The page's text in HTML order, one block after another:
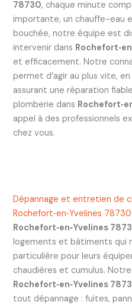
78730, chaque minute
importante, un chauffe-eau
bouchée, notre équipe est
intervenir dans
et efficacement. Notre
permet d’agir au plus vite,
assurant une réparation
plomberie dans
appel à des professionnels
chez vous.
Dépannage et entretien de
Rochefort‑en‑Yvelines 78730
Rochefort‑en‑Yvelines
logements et bâtiments qui
particulière pour leurs
chaudières et cumulus.
Rochefort‑en‑Yvelines
tout dépannage : fuites,